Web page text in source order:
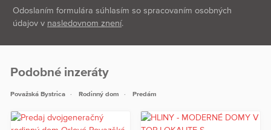
Odoslaním formulára súhlasím so spracovaním osobných
údajov v nasledovnom znení.
Podobné inzeráty
Považská Bystrica Rodinný dom Predám